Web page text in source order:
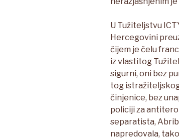
U Tužiteljstvu
Hercegovini
čijem je čelu
iz vlastitog
sigurni, oni bez
tog
činjenice, bez
policiji za
separatista,
napredovala,